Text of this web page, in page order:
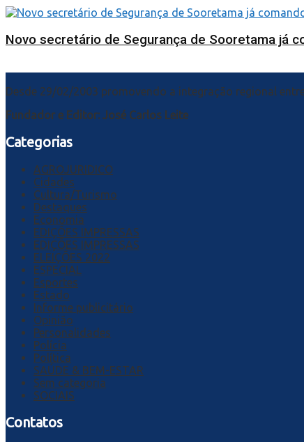
Novo secretário de Segurança de Sooretama já
Desde 29/02/2003 promovendo a integração regional
Fundador e Editor: José Carlos Leite
Categorias
AGROJURIDICO
Cidades
Cultura/Turismo
Destaques
Economia
EDIÇÕES IMPRESSAS
EDIÇÕES IMPRESSAS
ELEIÇÕES 2022
ESPECIAL
Esportes
Estado
Informe publicitário
Opinião
Personalidades
Polícia
Política
SAÚDE & BEM-ESTAR
Sem categoria
SOCIAIS
Contatos